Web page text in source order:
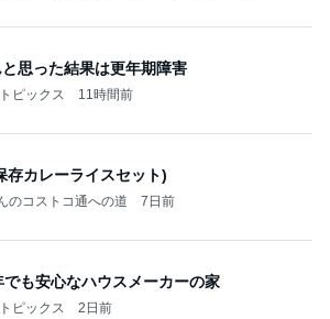
思った結果は更年期障害
ピックス 11時間前
存カレーライスセット)
のコストコ通への道 7日前
でも安心なハウスメーカーの家
ピックス 2日前